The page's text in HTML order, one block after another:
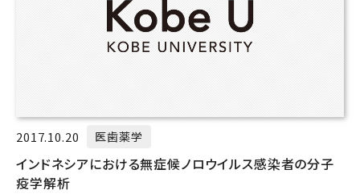
2017.10.20 医歯薬学
インドネシアにおける無症候ノロウイルス感染者の分子
疫学解析